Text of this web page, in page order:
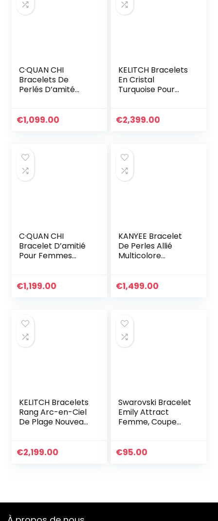
C·QUAN CHI
Bracelets De
Perlés D’amité
Lettre Bracelets
Charm De Mode
Pour Les Filles
€1,099.00
KELITCH Bracelets
En Cristal
Turquoise Pour
Breloques Enroulé
€2,399.00
C·QUAN CHI
Bracelet D’amitié
Pour Femmes
Corde Tressée à
€1,199.00
KANYEE Bracelet
De Perles Allié
Multicolore
Fait A La Main pour
€1,499.00
KELITCH Bracelets
Rang Arc-en-Ciel
De Plage Nouveau
Cadeau D’été
€2,199.00
Swarovski Bracelet
Emily Attract
Femme, Coupe
Blanc
€95.00